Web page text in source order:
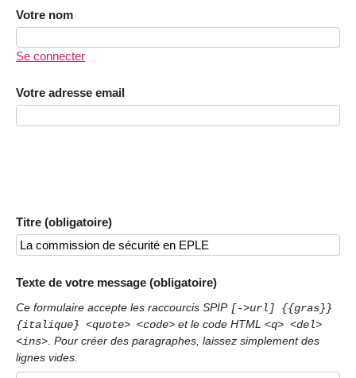
Votre nom
Se connecter
Votre adresse email
Titre (obligatoire)
Texte de votre message (obligatoire)
Ce formulaire accepte les raccourcis SPIP [->url] {{gras}}
{italique} <quote> <code> et le code HTML <q> <del>
<ins>. Pour créer des paragraphes, laissez simplement des
lignes vides.